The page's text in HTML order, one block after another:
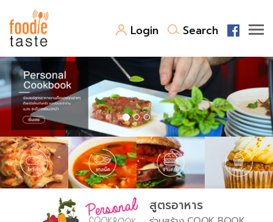
Login Search
สูตรอาหาร
สูตรอาหารล่าสุด
Top Foodie
พาไปชิม
สารพันก้นครัว
เคล็ดลับน่ารู้
เปรียบเทียบหน่วยการตวง
FoodPedia
สร้าง Cookbook
สูตรอาหาร